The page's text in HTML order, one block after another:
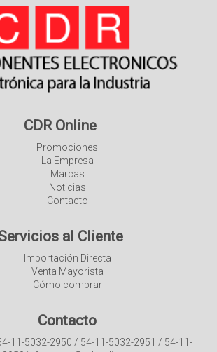
CDR Online
Promociones
La Empresa
Marcas
Noticias
Contacto
al Cliente
Importación Directa
Venta Mayorista
Cómo comprar
Contacto
11-5032-2950 / 54-11-5032-2951 / 54-11-